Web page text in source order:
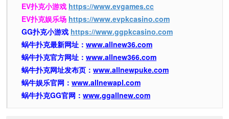
EV扑克小游戏 https://www.evgames.cc
EV扑克娱乐场 https://www.evpkcasino.com
GG扑克小游戏 https://www.ggpkcasino.com
蜗牛扑克最新网址： www.allnew36.com
蜗牛扑克官方网址： www.allnew366.com
蜗牛扑克网址发布页： www.allnewpuke.com
蜗牛娱乐官网： www.allnewapl.com
蜗牛扑克GG官网： www.ggallnew.com